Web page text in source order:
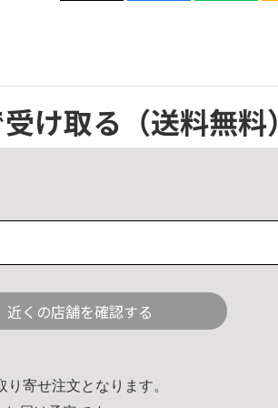
け取る （送料無料）
近くの店舗を確認する
寄せ注文となります。